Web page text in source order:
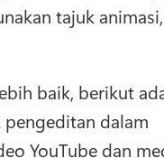
tajuk animasi,
baik, berikut
dalam
YouTube dan